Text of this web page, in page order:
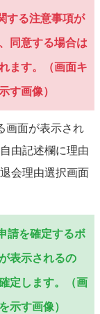
する注意事項が
同意する場合は
ます。（画面キ
す画像）
画面が表示され
由記述欄に理由
会理由選択画面
請を確定するボ
表示されるの
定します。（画
示す画像）